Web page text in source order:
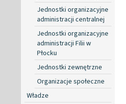
Jednostki organizacyjne
administracji centralnej
Jednostki organizacyjne
administracji Filii w
Płocku
Jednostki zewnętrzne
Organizacje społeczne
Władze